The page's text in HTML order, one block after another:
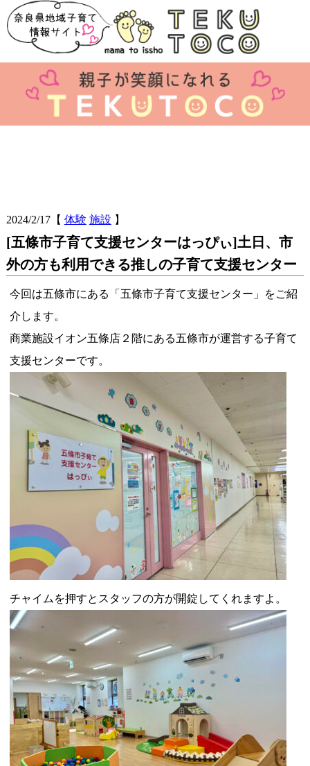
2024/2/17【 体験 施設 】
[五條市子育て支援センターはっぴぃ]土日、市
外の方も利用できる推しの子育て支援センター
今回は五條市にある「五條市子育て支援センター」をご紹
介します。
商業施設イオン五條店２階にある五條市が運営する子育て
支援センターです。
チャイムを押すとスタッフの方が開錠してくれますよ。